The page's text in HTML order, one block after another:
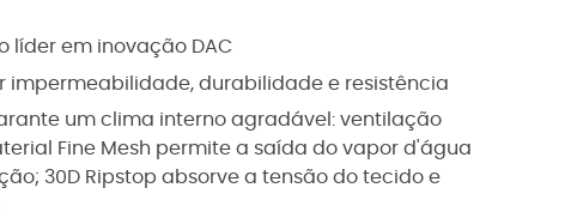
líder em inovação DAC
impermeabilidade, durabilidade e resistência
um clima interno agradável: ventilação
Fine Mesh permite a saída do vapor d'água
30D Ripstop absorve a tensão do tecido e